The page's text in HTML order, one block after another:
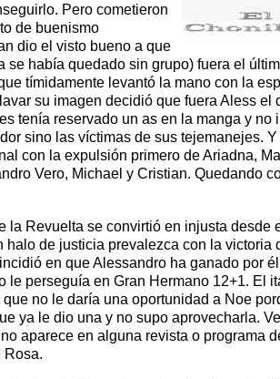
Pero cometieron
de buenismo
dio el visto bueno a que
se había quedado sin grupo) fuera el
tímidamente levantó la mano con la
su imagen decidió que fuera Aless el
tenía reservado un as en la manga y no
sino las víctimas de sus tejemanejes.
con la expulsión primero de Ariadna,
Vero, Michael y Cristian. Quedando
la Revuelta se convirtió en injusta desde
halo de justicia prevalezca con la victoria
en que Alessandro ha ganado por
le perseguía en Gran Hermano 12+1. El
que no le daría una oportunidad a Noe
ya le dio una y no supo aprovecharla.
aparece en alguna revista o programa
Rosa.